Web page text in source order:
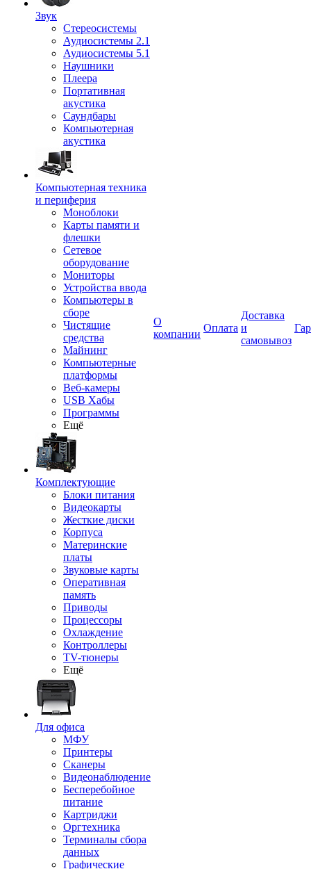
Звук
Стереосистемы
Аудиосистемы 2.1
Аудиосистемы 5.1
Наушники
Плеера
Портативная
акустика
Саундбары
Компьютерная
акустика
Компьютерная техника
и периферия
Моноблоки
Карты памяти и
флешки
Сетевое
оборудование
Мониторы
Устройства ввода
Компьютеры в
сборе
Чистящие
средства
Майнинг
Компьютерные
платформы
Веб-камеры
USB Хабы
Программы
Ещё
Комплектующие
Блоки питания
Видеокарты
Жесткие диски
Корпуса
Материнские
платы
Звуковые карты
Оперативная
память
Приводы
Процессоры
Охлаждение
Контроллеры
TV-тюнеры
Ещё
Для офиса
МФУ
Принтеры
Сканеры
Видеонаблюдение
Бесперебойное
питание
Картриджи
Оргтехника
Терминалы сбора
данных
Графические
О
компании
Оплата
Доставка
и
самовывоз